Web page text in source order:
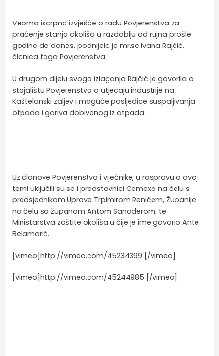
Veoma iscrpno izvješće o radu Povjerenstva za
praćenje stanja okoliša u razdoblju od rujna prošle
godine do danas, podnijela je mr.sc.Ivana Rajčić,
članica toga Povjerenstva.
U drugom dijelu svoga izlaganja Rajčić je govorila o
stajalištu Povjerenstva o utjecaju industrije na
Kaštelanski zaljev i moguće posljedice suspaljivanja
otpada i goriva dobivenog iz otpada.
Uz članove Povjerenstva i vijećnike, u raspravu o ovoj
temi uključili su se i predstavnici Cemexa na čelu s
predsjednikom Uprave Trpimirom Renićem, Županije
na čelu sa županom Antom Sanaderom, te
Ministarstva zaštite okoliša u čije je ime govorio Ante
Belamarić.
[vimeo]http://vimeo.com/45234399 [/vimeo]
[vimeo]http://vimeo.com/45244985 [/vimeo]